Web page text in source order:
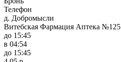
Телефон
д. Добромысли
Витебская Фармация Аптека №125
до 15:45
в 04:54
до 15:45